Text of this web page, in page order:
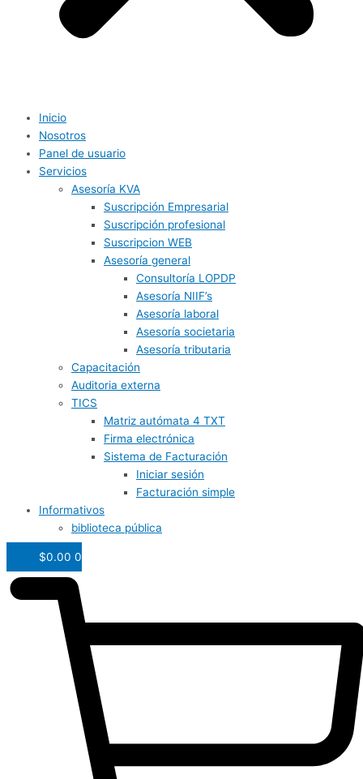
Inicio
Nosotros
Panel de usuario
Servicios
Asesoría KVA
Suscripción Empresarial
Suscripción profesional
Suscripcion WEB
Asesoría general
Consultoría LOPDP
Asesoría NIIF’s
Asesoría laboral
Asesoría societaria
Asesoría tributaria
Capacitación
Auditoria externa
TICS
Matriz autómata 4 TXT
Firma electrónica
Sistema de Facturación
Iniciar sesión
Facturación simple
Informativos
biblioteca pública
$0.00 0